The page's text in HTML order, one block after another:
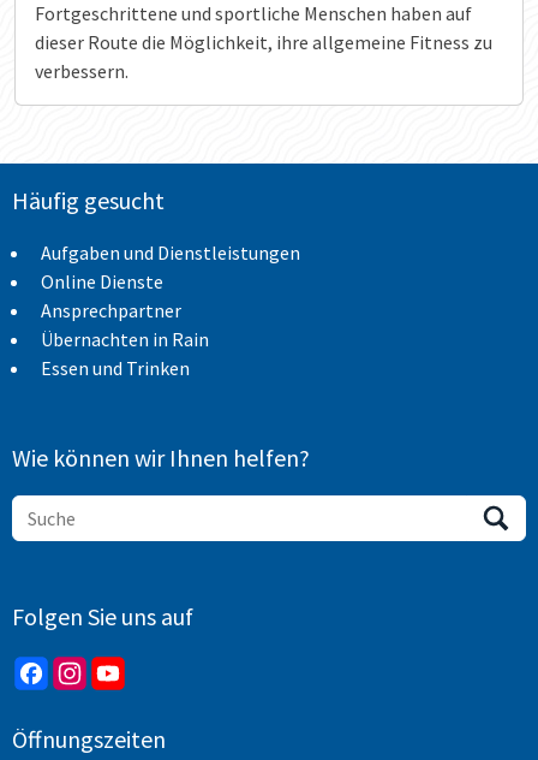
Fortgeschrittene und sportliche Menschen haben auf
dieser Route die Möglichkeit, ihre allgemeine Fitness zu
verbessern.
Häufig gesucht
Aufgaben und Dienstleistungen
Online Dienste
Ansprechpartner
Übernachten in Rain
Essen und Trinken
Wie können wir Ihnen helfen?
Folgen Sie uns auf
Öffnungszeiten